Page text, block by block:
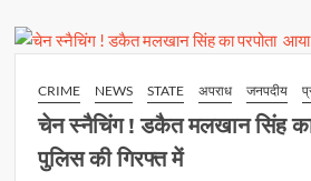
A
p
p
o
k
n
k
बी.एड.
प्रवेश
CRIME NEWS STATE अपराध जनपदीय
चेन स्नैचिंग ! डकैत मलखान सिंह
पुलिस की गिरफ्त में